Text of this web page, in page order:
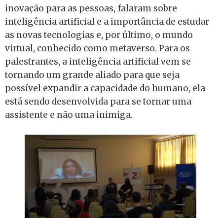
inovação para as pessoas, falaram sobre
inteligência artificial e a importância de estudar
as novas tecnologias e, por último, o mundo
virtual, conhecido como metaverso. Para os
palestrantes, a inteligência artificial vem se
tornando um grande aliado para que seja
possível expandir a capacidade do humano, ela
está sendo desenvolvida para se tornar uma
assistente e não uma inimiga.